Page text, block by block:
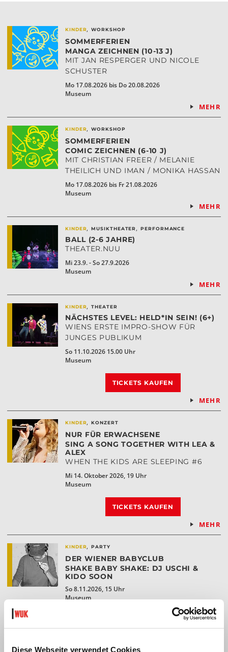
Diese Webseite verwendet Cookies
KINDER,WORKSHOP
SOMMERFERIEN
MANGA ZEICHNEN (10-13 J)
MIT JAN RESPERGER UND NICOLE
SCHUSTER
Mo 17.08.2026 bis Do 20.08.2026
Museum
MEHR
KINDER,WORKSHOP
SOMMERFERIEN
COMIC ZEICHNEN (6-10 J)
MIT CHRISTIAN FREER / MELANIE
THEILICH UND IMAN / MONIKA HASSAN
Mo 17.08.2026 bis Fr 21.08.2026
Museum
MEHR
KINDER,MUSIKTHEATER ,PERFORMANCE
BALL (2-6 JAHRE)
THEATER.NUU
Mi 23.9. - So 27.9.2026
Museum
MEHR
KINDER,THEATER
NÄCHSTES LEVEL: HELD*IN SEIN! (6+)
WIENS ERSTE IMPRO-SHOW FÜR
JUNGES PUBLIKUM
So 11.10.2026 15.00 Uhr
Museum
MEHR
TICKETS KAUFEN
KINDER,KONZERT
NUR FÜR ERWACHSENE
SING A SONG TOGETHER WITH LEA &
ALEX
WHEN THE KIDS ARE SLEEPING #6
Mi 14. Oktober 2026, 19 Uhr
Museum
MEHR
TICKETS KAUFEN
KINDER,PARTY
DER WIENER BABYCLUB
SHAKE BABY SHAKE: DJ USCHI &
KIDO SOON
So 8.11.2026, 15 Uhr
Museum